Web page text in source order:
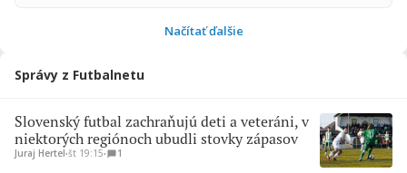
Načítať ďalšie
Správy z Futbalnetu
Slovenský futbal zachraňujú deti a veteráni, v
niektorých regiónoch ubudli stovky zápasov
Juraj Hertel∙št 19:15∙ 1